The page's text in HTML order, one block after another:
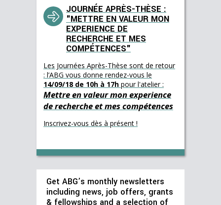
JOURNÉE APRÈS-THÈSE :
"METTRE EN VALEUR MON
EXPERIENCE DE
RECHERCHE ET MES
COMPÉTENCES"
Les Journées Après-Thèse sont de retour
: l’ABG vous donne rendez-vous le
14/09/18 de 10h à 17h pour l'atelier :
Mettre en valeur mon experience
de recherche et mes compétences
Inscrivez-vous dès à présent !
Get ABG’s monthly newsletters
including news, job offers, grants
& fellowships and a selection of